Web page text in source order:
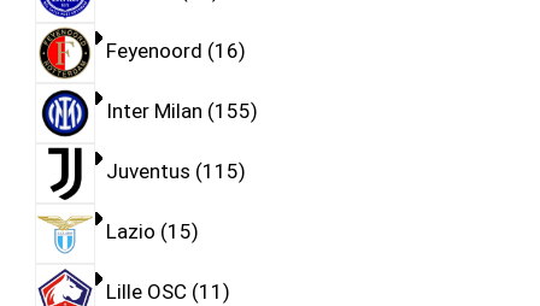
Feyenoord 16
Inter Milan 155
Juventus 115
Lazio 15
Lille OSC 11